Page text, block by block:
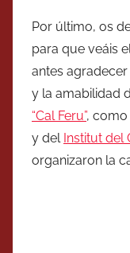
Por último, os
para que veáis
antes
y la amabilidad
“Cal Feru”,
y del Institut del
organizaron la